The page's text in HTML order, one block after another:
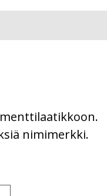
nimimerkki.